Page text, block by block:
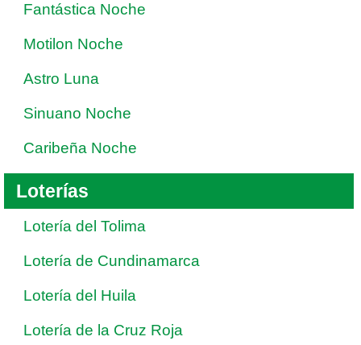
Fantástica Noche
Motilon Noche
Astro Luna
Sinuano Noche
Caribeña Noche
Loterías
Lotería del Tolima
Lotería de Cundinamarca
Lotería del Huila
Lotería de la Cruz Roja